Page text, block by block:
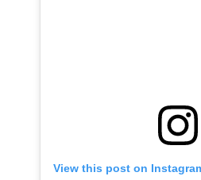
View this post on